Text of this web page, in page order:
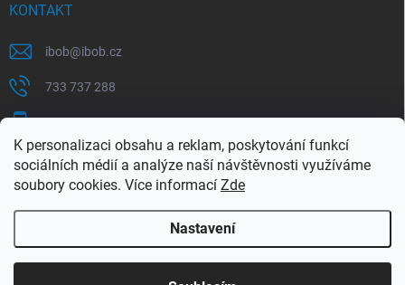
K personalizaci obsahu a reklam, poskytování funkcí
sociálních médií a analýze naší návštěvnosti využíváme
soubory cookies. Více informací Zde
Nastavení
Využijte naší letní akce, kde na Vás čeká spousta
KONTAKT
ibob@ibob.cz
733 737 288
607 069 561
Sledujte nás na Facebooku !
ibob_s.r.o/
Copyright 2026ibob s.r.o.. Všechna práva vyhrazena.Upravit nastavení
cookies